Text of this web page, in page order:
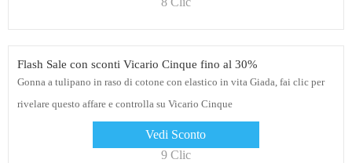
Flash Sale con sconti Vicario Cinque fino al 30%
Gonna a tulipano in raso di cotone con elastico in vita Giada, fai clic per
rivelare questo affare e controlla su Vicario Cinque
Vedi Sconto
9 Clic